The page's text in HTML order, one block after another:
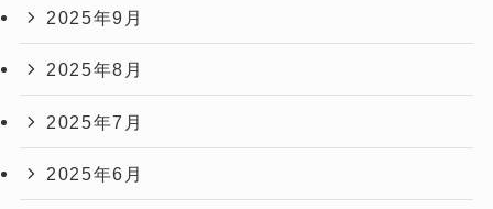
2025年9月
2025年8月
2025年7月
2025年6月